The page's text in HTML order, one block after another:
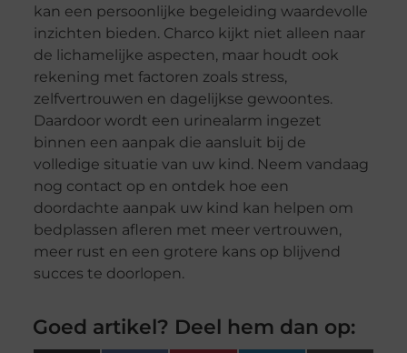
kan een persoonlijke begeleiding waardevolle
inzichten bieden. Charco kijkt niet alleen naar
de lichamelijke aspecten, maar houdt ook
rekening met factoren zoals stress,
zelfvertrouwen en dagelijkse gewoontes.
Daardoor wordt een urinealarm ingezet
binnen een aanpak die aansluit bij de
volledige situatie van uw kind. Neem vandaag
nog contact op en ontdek hoe een
doordachte aanpak uw kind kan helpen om
bedplassen afleren met meer vertrouwen,
meer rust en een grotere kans op blijvend
succes te doorlopen.
Goed artikel? Deel hem dan op: